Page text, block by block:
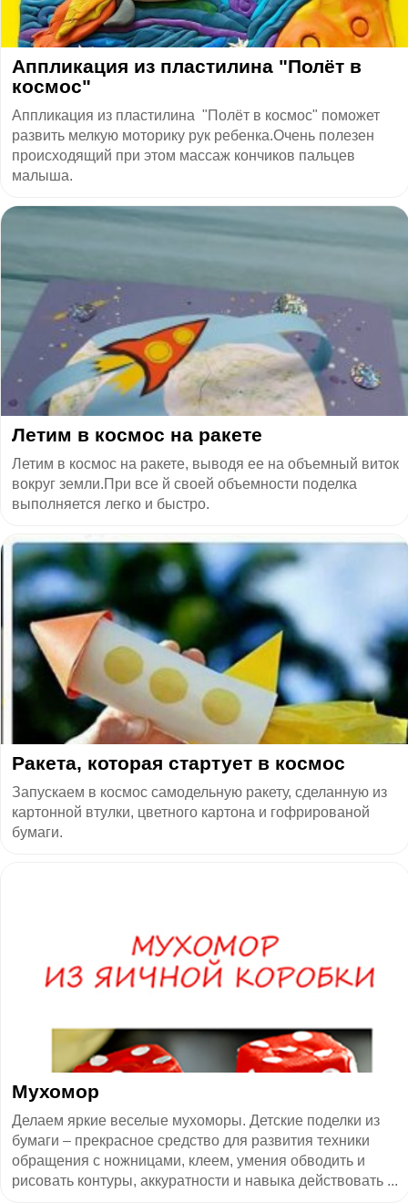
Аппликация из пластилина "Полёт в
космос"
Аппликация из пластилина "Полёт в космос" поможет
развить мелкую моторику рук ребенка.Очень полезен
происходящий при этом массаж кончиков пальцев
малыша.
Летим в космос на ракете
Летим в космос на ракете, выводя ее на объемный виток
вокруг земли.При все й своей объемности поделка
выполняется легко и быстро.
Ракета, которая стартует в космос
Запускаем в космос самодельную ракету, сделанную из
картонной втулки, цветного картона и гофрированой
бумаги.
Мухомор
Делаем яркие веселые мухоморы. Детские поделки из
бумаги – прекрасное средство для развития техники
обращения с ножницами, клеем, умения обводить и
рисовать контуры, аккуратности и навыка действовать ...